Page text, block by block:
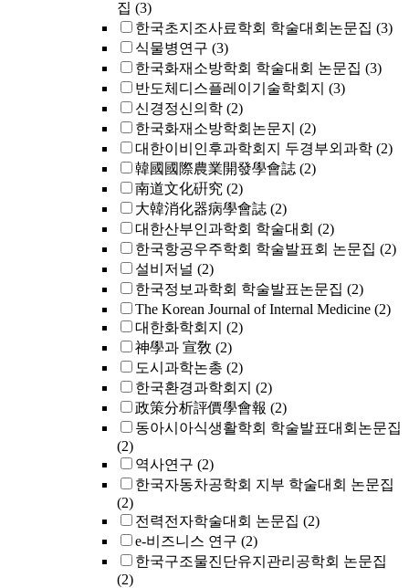
집 (3)
한국초지조사료학회 학술대회논문집 (3)
식물병연구 (3)
한국화재소방학회 학술대회 논문집 (3)
반도체디스플레이기술학회지 (3)
신경정신의학 (2)
한국화재소방학회논문지 (2)
대한이비인후과학회지 두경부외과학 (2)
韓國國際農業開發學會誌 (2)
南道文化硏究 (2)
大韓消化器病學會誌 (2)
대한산부인과학회 학술대회 (2)
한국항공우주학회 학술발표회 논문집 (2)
설비저널 (2)
한국정보과학회 학술발표논문집 (2)
The Korean Journal of Internal Medicine (2)
대한화학회지 (2)
神學과 宣敎 (2)
도시과학논총 (2)
한국환경과학회지 (2)
政策分析評價學會報 (2)
동아시아식생활학회 학술발표대회논문집
(2)
역사연구 (2)
한국자동차공학회 지부 학술대회 논문집
(2)
전력전자학술대회 논문집 (2)
e-비즈니스 연구 (2)
한국구조물진단유지관리공학회 논문집
(2)